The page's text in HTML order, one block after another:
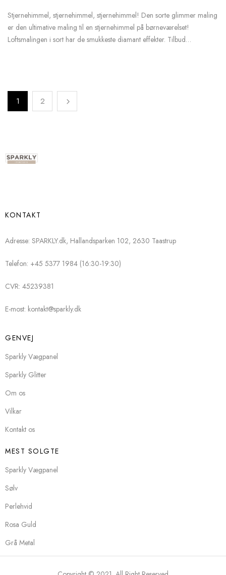
Stjernehimmel, stjernehimmel, stjernehimmel! Den sorte glimmer maling
er den ultimative maling til en stjernehimmel på børneværelset!
Loftsmalingen i sort har de smukkeste diamant effekter. Tilbud…
1 2
KONTAKT
Adresse: SPARKLY.dk, Hallandsparken 102, 2630 Taastrup
Telefon: +45 5377 1984 (16:30-19:30)
CVR: 45239381
E-most: kontakt@sparkly.dk
GENVEJ
Sparkly Vægpanel
Sparkly Glitter
Om os
Vilkar
Kontakt os
MEST SOLGTE
Sparkly Vægpanel
Sølv
Perlehvid
Rosa Guld
Grå Metal